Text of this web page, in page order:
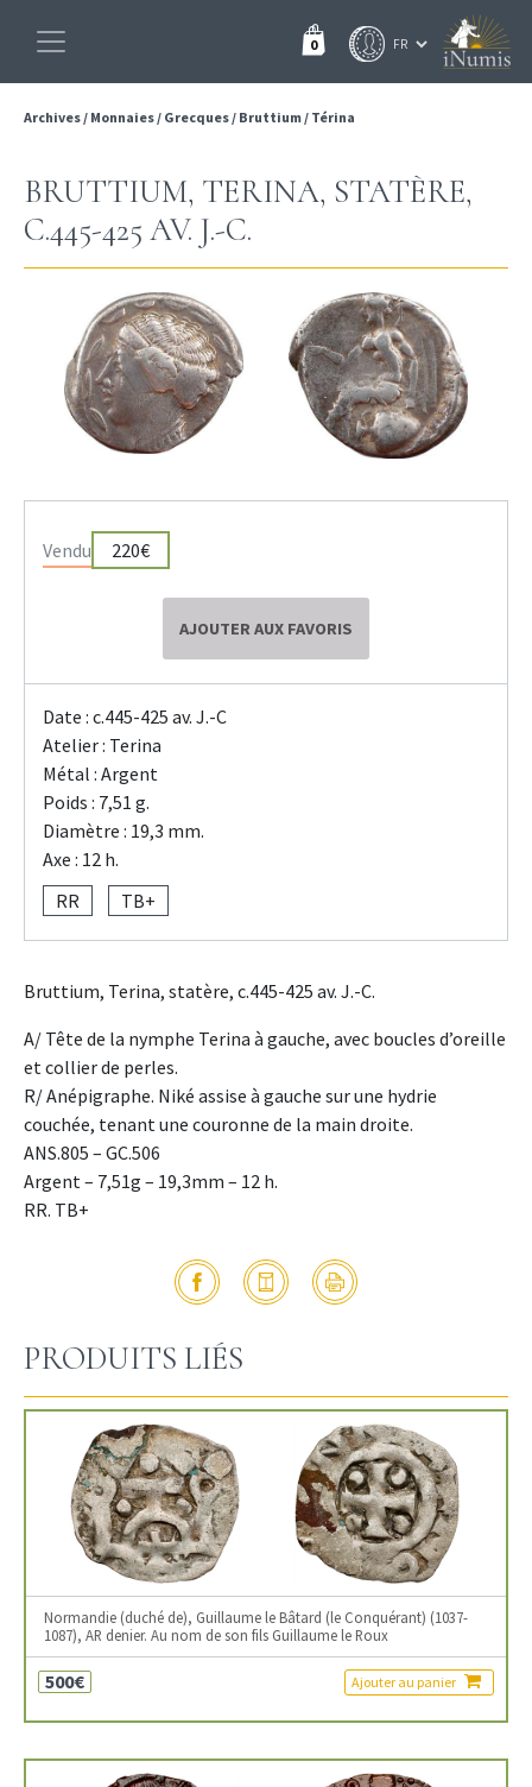
0
Archives/ Monnaies/ Grecques/ Bruttium/ Térina
BRUTTIUM, TERINA, STATÈRE,
C.445-425 AV. J.-C.
Vendu 220€
AJOUTER AUX FAVORIS
Date : c.445-425 av. J.-C
Atelier : Terina
Métal : Argent
Poids : 7,51 g.
Diamètre : 19,3 mm.
Axe : 12 h.
RR
TB+
Bruttium, Terina, statère, c.445-425 av. J.-C.
A/ Tête de la nymphe Terina à gauche, avec boucles d’oreille
et collier de perles.
R/ Anépigraphe. Niké assise à gauche sur une hydrie
couchée, tenant une couronne de la main droite.
ANS.805 – GC.506
Argent – 7,51g – 19,3mm – 12 h.
RR. TB+
PRODUITS LIÉS
Normandie (duché de), Guillaume le Bâtard (le Conquérant) (1037-
1087), AR denier. Au nom de son fils Guillaume le Roux
500€ Ajouter au panier